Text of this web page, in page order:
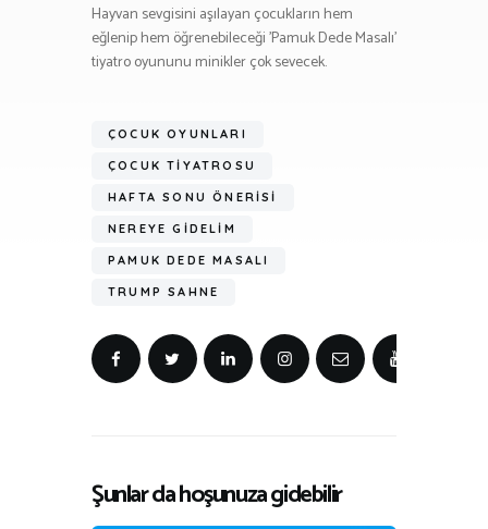
Hayvan sevgisini aşılayan çocukların hem
eğlenip hem öğrenebileceği ’Pamuk Dede Masalı’
tiyatro oyununu minikler çok sevecek.
ÇOCUK OYUNLARI
ÇOCUK TIYATROSU
HAFTA SONU ÖNERISI
NEREYE GIDELIM
PAMUK DEDE MASALI
TRUMP SAHNE
Şunlar da hoşunuza gidebilir